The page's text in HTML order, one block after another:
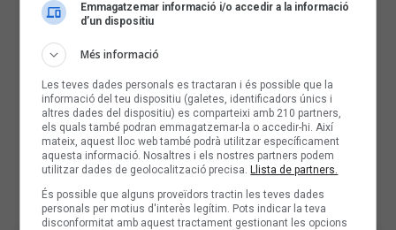
Emmagatzemar informació i/o accedir a la informació
d’un dispositiu
Més informació
Les teves dades personals es tractaran i és possible que la
informació del teu dispositiu (galetes, identificadors únics i
altres dades del dispositiu) es comparteixi amb 210 partners,
els quals també podran emmagatzemar-la o accedir-hi. Així
mateix, aquest lloc web també podrà utilitzar específicament
aquesta informació. Nosaltres i els nostres partners podem
utilitzar dades de geolocalització precisa. Llista de partners.
És possible que alguns proveïdors tractin les teves dades
personals per motius d'interès legítim. Pots indicar la teva
disconformitat amb aquest tractament gestionant les opcions